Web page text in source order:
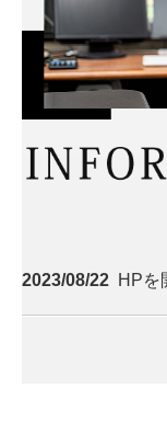
2023/08/22 HPを